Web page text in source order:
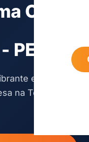
Obra
PE
e
na Terra do